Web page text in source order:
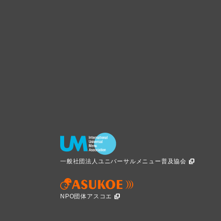
一般社団法人ユニバーサルメニュー普及協会
NPO団体アスコエ